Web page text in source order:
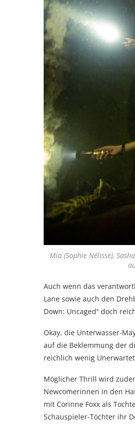
Mia (Sophie Nélisse),
Auch wenn das
Lane sowie auch den
Down: Uncaged“ doch
Okay, die Unterwasser-
auf die Beklemmung der
reichlich wenig
Möglicher Thrill wird
Newcomerinnen in den
mit Corinne Foxx als
Schauspieler-Töchter ihr